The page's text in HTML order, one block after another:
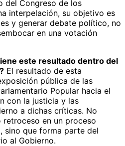
del Congreso de los
interpelación, su objetivo es
y generar debate político, no
en una votación
este resultado dentro del
El resultado de esta
pública de las
Popular hacia el
con la justicia y las
a dichas críticas. No
retroceso en un proceso
sino que forma parte del
al Gobierno.